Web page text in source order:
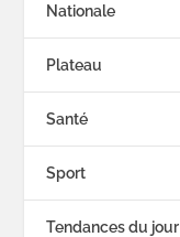
Nationale
Plateau
Santé
Sport
Tendances du jour